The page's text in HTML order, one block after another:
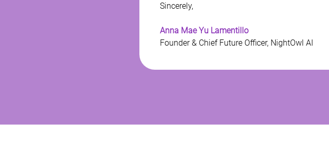
Sincerely,
Anna Mae Yu Lamentillo
Founder & Chief Future Officer, NightOwl AI